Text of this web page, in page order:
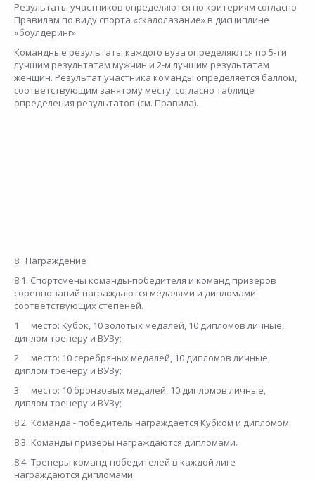
Результаты участников определяются по критериям согласно
Правилам по виду спорта «скалолазание» в дисциплине
«боулдеринг».
Командные результаты каждого вуза определяются по 5-ти
лучшим результатам мужчин и 2-м лучшим результатам
женщин. Результат участника команды определяется баллом,
соответствующим занятому месту, согласно таблице
определения результатов (см. Правила).
8. Награждение
8.1. Спортсмены команды-победителя и команд призеров
соревнований награждаются медалями и дипломами
соответствующих степеней.
1
место: Кубок, 10 золотых медалей, 10 дипломов личные,
диплом тренеру и ВУЗу;
2
место: 10 серебряных медалей, 10 дипломов личные,
диплом тренеру и ВУЗу;
3
место: 10 бронзовых медалей, 10 дипломов личные,
диплом тренеру и ВУЗу;
8.2. Команда - победитель награждается Кубком и дипломом.
8.3. Команды призеры награждаются дипломами.
8.4. Тренеры команд-победителей в каждой лиге
награждаются дипломами.